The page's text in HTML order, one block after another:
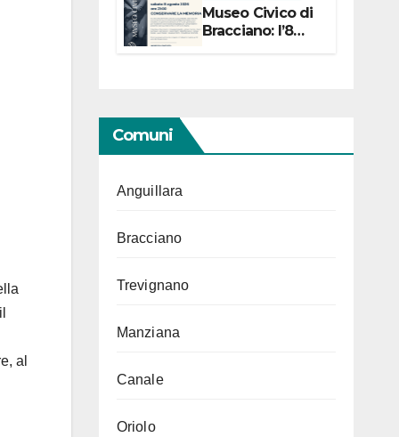
al
Museo Civico di
Bracciano: l’8
Comuni
Anguillara
Bracciano
Trevignano
Manziana
Canale
Oriolo